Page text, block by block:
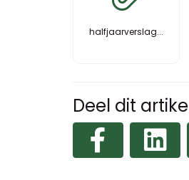
halfjaarverslag...
Deel dit